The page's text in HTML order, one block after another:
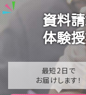
【なんば】笑顔
温かいお出迎
【なんば】夏季
2024
2023
2021
2020
資料
体験
最短2日で
お届けします！